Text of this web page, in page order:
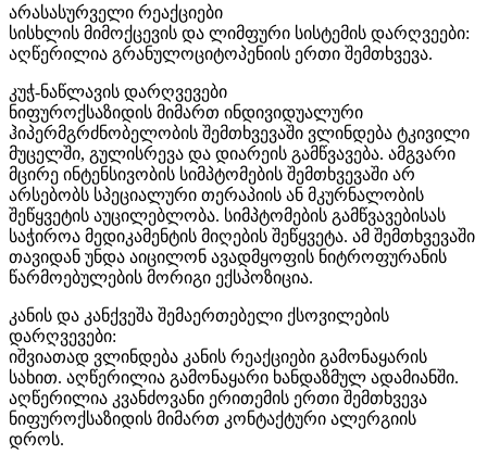
არასასურველი რეაქციები
სისხლის მიმოქცევის და ლიმფური სისტემის დარღვეები:
აღწერილია გრანულოციტოპენიის ერთი შემთხვევა.
კუჭ-ნაწლავის დარღვევები
ნიფუროქსაზიდის მიმართ ინდივიდუალური
ჰიპერმგრძნობელობის შემთხვევაში ვლინდება ტკივილი
მუცელში, გულისრევა და დიარეის გამწვავება. ამგვარი
მცირე ინტენსივობის სიმპტომების შემთხვევაში არ
არსებობს სპეციალური თერაპიის ან მკურნალობის
შეწყვეტის აუცილებლობა. სიმპტომების გამწვავებისას
საჭიროა მედიკამენტის მიღების შეწყვეტა. ამ შემთხვევაში
თავიდან უნდა აიცილონ ავადმყოფის ნიტროფურანის
წარმოებულების მორიგი ექსპოზიცია.
კანის და კანქვეშა შემაერთებელი ქსოვილების
დარღვევები:
იშვიათად ვლინდება კანის რეაქციები გამონაყარის
სახით. აღწერილია გამონაყარი ხანდაზმულ ადამიანში.
აღწერილია კვანძოვანი ერითემის ერთი შემთხვევა
ნიფუროქსაზიდის მიმართ კონტაქტური ალერგიის
დროს.